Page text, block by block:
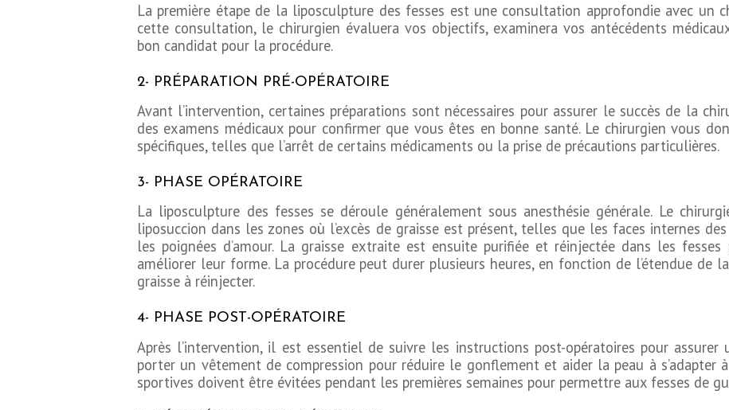
DEMANDE DE
La première étape de la liposculpture des fesses est une consultation approfondie avec un
cette consultation, le chirurgien évaluera vos objectifs, examinera vos antécédents
bon candidat pour la procédure.
2- PRÉPARATION PRÉ-OPÉRATOIRE
Avant l’intervention, certaines préparations sont nécessaires pour assurer le succès de la
des examens médicaux pour confirmer que vous êtes en bonne santé. Le chirurgien vous
spécifiques, telles que l’arrêt de certains médicaments ou la prise de précautions particulières.
3- PHASE OPÉRATOIRE
La liposculpture des fesses se déroule généralement sous anesthésie générale. Le
liposuccion dans les zones où l’excès de graisse est présent, telles que les faces internes
les poignées d’amour. La graisse extraite est ensuite purifiée et réinjectée dans les
améliorer leur forme. La procédure peut durer plusieurs heures, en fonction de l’étendue de
graisse à réinjecter.
4- PHASE POST-OPÉRATOIRE
Après l’intervention, il est essentiel de suivre les instructions post-opératoires pour assurer
porter un vêtement de compression pour réduire le gonflement et aider la peau à s’adapter
sportives doivent être évitées pendant les premières semaines pour permettre aux fesses de